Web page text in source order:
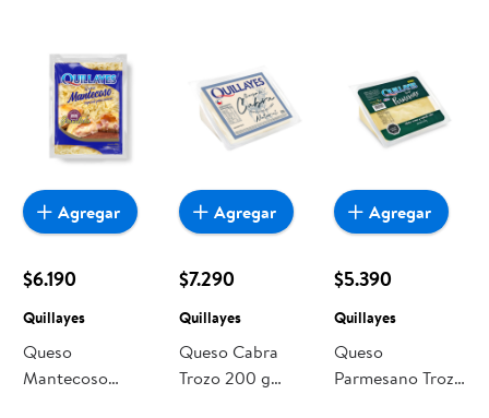
$6.190
Quillayes
Queso
Mantecoso
Agregar
$7.290
Quillayes
Queso Cabra
Trozo 200 g
Agregar
$5.390
Quillayes
Queso
Parmesano Trozo
Agregar